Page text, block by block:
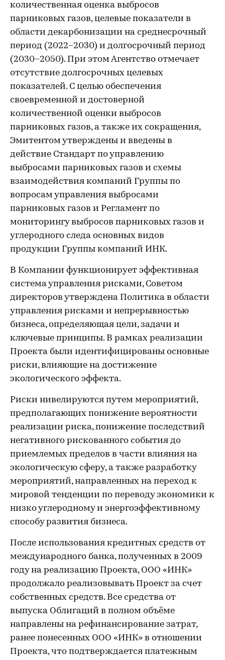
количественная оценка выбросов
парниковых газов, целевые показатели в
области декарбонизации на среднесрочный
период (2022–2030) и долгосрочный период
(2030–2050). При этом Агентство отмечает
отсутствие долгосрочных целевых
показателей. С целью обеспечения
своевременной и достоверной
количественной оценки выбросов
парниковых газов, а также их сокращения,
Эмитентом утверждены и введены в
действие Стандарт по управлению
выбросами парниковых газов и схемы
взаимодействия компаний Группы по
вопросам управления выбросами
парниковых газов и Регламент по
мониторингу выбросов парниковых газов и
углеродного следа основных видов
продукции Группы компаний ИНК.
В Компании функционирует эффективная
система управления рисками, Советом
директоров утверждена Политика в области
управления рисками и непрерывностью
бизнеса, определяющая цели, задачи и
ключевые принципы. В рамках реализации
Проекта были идентифицированы основные
риски, влияющие на достижение
экологического эффекта.
Риски нивелируются путем мероприятий,
предполагающих понижение вероятности
реализации риска, понижение последствий
негативного рискованного события до
приемлемых пределов в части влияния на
экологическую сферу, а также разработку
мероприятий, направленных на переход к
мировой тенденции по переводу экономики к
низко углеродному и энергоэффективному
способу развития бизнеса.
После использования кредитных средств от
международного банка, полученных в 2009
году на реализацию Проекта, ООО «ИНК»
продолжало реализовывать Проект за счет
собственных средств. Все средства от
выпуска Облигаций в полном объёме
направлены на рефинансирование затрат,
ранее понесенных ООО «ИНК» в отношении
Проекта, что подтверждается платежным